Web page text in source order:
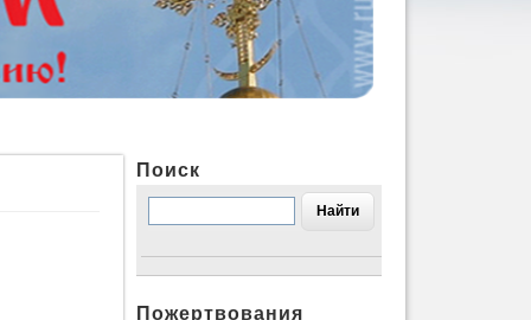
Поиск
Пожертвования